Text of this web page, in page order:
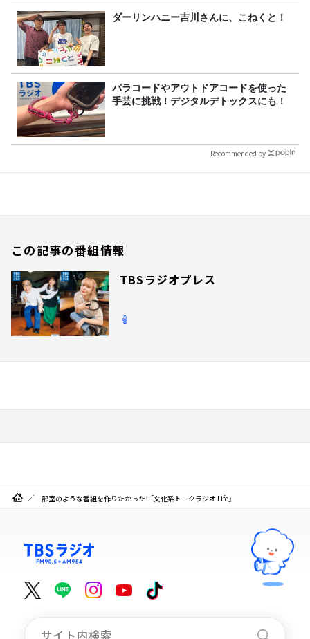
ダーリンハニー吉川さんに、こねくと！
パラコードやアウトドアコードを使った
手芸に挑戦！デジタルデトックスにも！
Recommended by
この記事の番組情報
TBSラジオプレス
部室のような番組を作りたかった！ 「文化系トークラジオ Life」